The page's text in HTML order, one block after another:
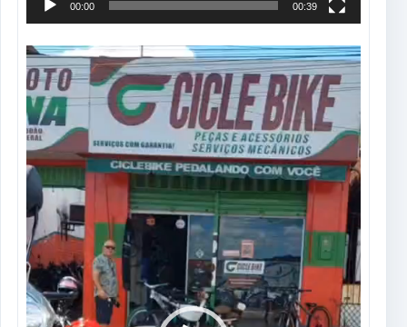
00:00 00:39
Tocador
de
vídeo